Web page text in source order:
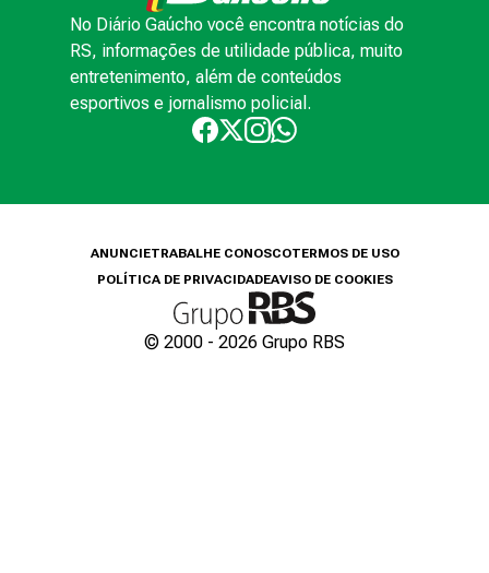
No Diário Gaúcho você encontra notícias do
RS, informações de utilidade pública, muito
entretenimento, além de conteúdos
esportivos e jornalismo policial.
ANUNCIETRABALHE CONOSCOTERMOS DE USO
POLÍTICA DE PRIVACIDADEAVISO DE COOKIES
© 2000 - 2026 Grupo RBS